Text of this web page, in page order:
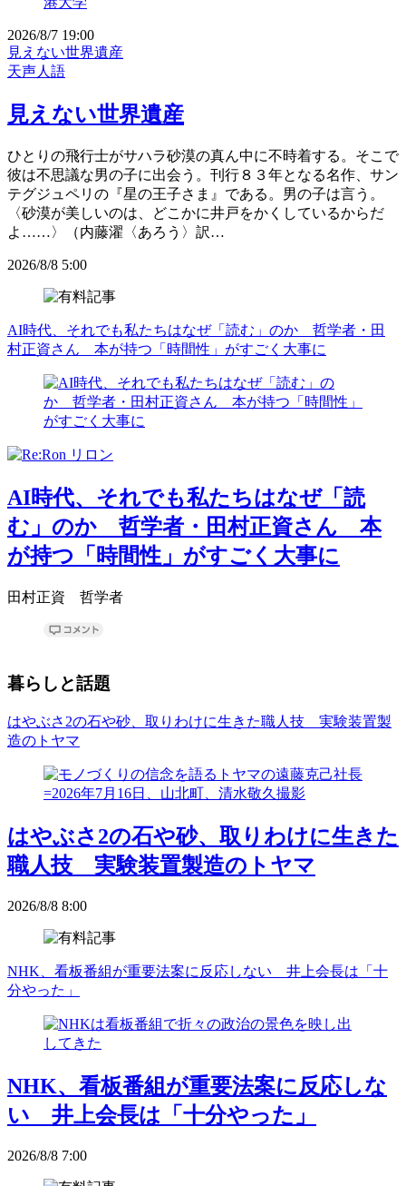
2026/8/7 19:00
見えない世界遺産
天声人語
見えない世界遺産
ひとりの飛行士がサハラ砂漠の真ん中に不時着する。そこで
彼は不思議な男の子に出会う。刊行８３年となる名作、サン
テグジュペリの『星の王子さま』である。男の子は言う。
〈砂漠が美しいのは、どこかに井戸をかくしているからだ
よ……〉（内藤濯〈あろう〉訳…
2026/8/8 5:00
AI時代、それでも私たちはなぜ「読む」のか 哲学者・田
村正資さん 本が持つ「時間性」がすごく大事に
AI時代、それでも私たちはなぜ「読
む」のか 哲学者・田村正資さん 本
が持つ「時間性」がすごく大事に
田村正資 哲学者
暮らしと話題
はやぶさ2の石や砂、取りわけに生きた職人技 実験装置製
造のトヤマ
はやぶさ2の石や砂、取りわけに生きた
職人技 実験装置製造のトヤマ
2026/8/8 8:00
NHK、看板番組が重要法案に反応しない 井上会長は「十
分やった」
NHK、看板番組が重要法案に反応しな
い 井上会長は「十分やった」
2026/8/8 7:00